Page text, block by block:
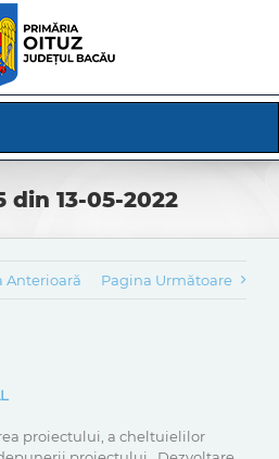
din 13-05-2022
Anterioară Pagina Următoare
proiectului, a cheltuielilor